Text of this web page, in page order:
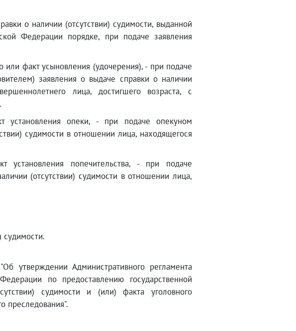
о наличии (отсутствии) судимости, выданной
Федерации порядке, при подаче заявления
факт усыновления (удочерения), - при подаче
заявления о выдаче справки о наличии
лица, достигшего возраста, с
установления опеки, - при подаче опекуном
судимости в отношении лица, находящегося
установления попечительства, - при подаче
(отсутствии) судимости в отношении лица,
судимости.
Административного регламента
по предоставлению государственной
судимости и (или) факта уголовного
преследования".